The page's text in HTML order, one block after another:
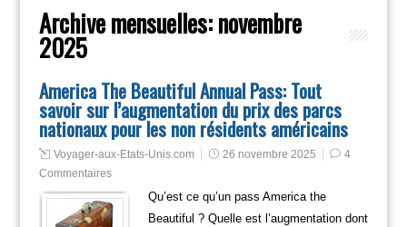
Archive mensuelles:novembre
2025
America The Beautiful Annual Pass: Tout
savoir sur l’augmentation du prix des parcs
nationaux pour les non résidents américains
Voyager-aux-Etats-Unis.com 26 novembre 2025
4
Commentaires
Qu’est ce qu’un pass America the
Beautiful ? Quelle est l’augmentation dont